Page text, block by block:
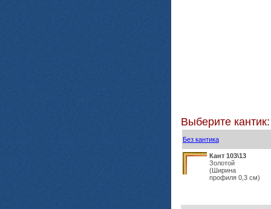
Выберите кантик:
Без кантика
Кант 103\13
Золотой
(Ширина
профиля 0,3 см)